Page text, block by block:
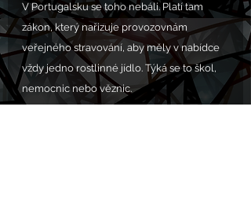
V Portugalsku se toho nebáli. Platí tam
zákon, který nařizuje provozovnám
veřejného stravování, aby měly v nabídce
vždy jedno rostlinné jídlo. Týká se to škol,
nemocnic nebo věznic.